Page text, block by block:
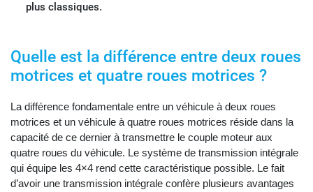
plus classiques.
Quelle est la différence entre deux roues
motrices et quatre roues motrices ?
La différence fondamentale entre un véhicule à deux roues
motrices et un véhicule à quatre roues motrices réside dans la
capacité de ce dernier à transmettre le couple moteur aux
quatre roues du véhicule. Le système de transmission intégrale
qui équipe les 4×4 rend cette caractéristique possible. Le fait
d’avoir une transmission intégrale confère plusieurs avantages